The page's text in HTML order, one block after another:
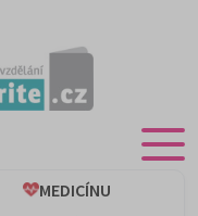
MEDICÍNU